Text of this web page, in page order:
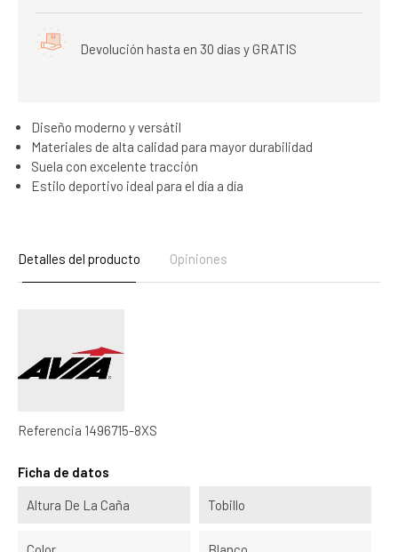
Devolución hasta en 30 días y GRATIS
Diseño moderno y versátil
Materiales de alta calidad para mayor durabilidad
Suela con excelente tracción
Estilo deportivo ideal para el día a día
Detalles del producto Opiniones
Referencia 1496715-8XS
Ficha de datos
Altura De La Caña Tobillo